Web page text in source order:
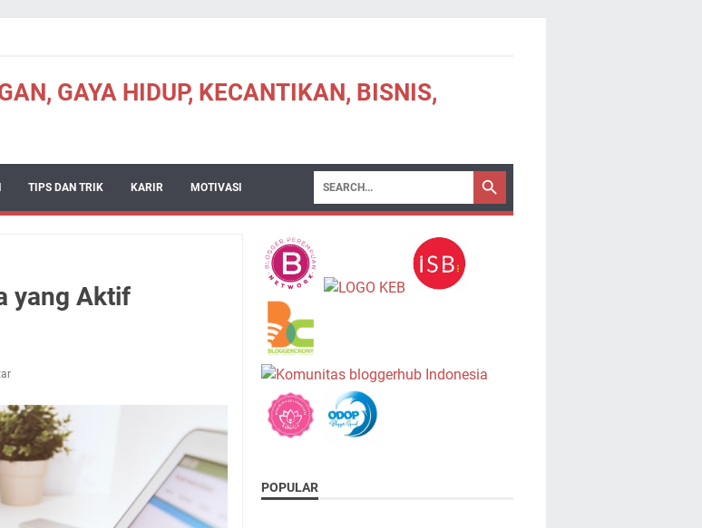
GAYA HIDUP, KECANTIKAN, BISNIS,
TIPS DAN TRIK KARIR MOTIVASI
yang Aktif
POPULAR